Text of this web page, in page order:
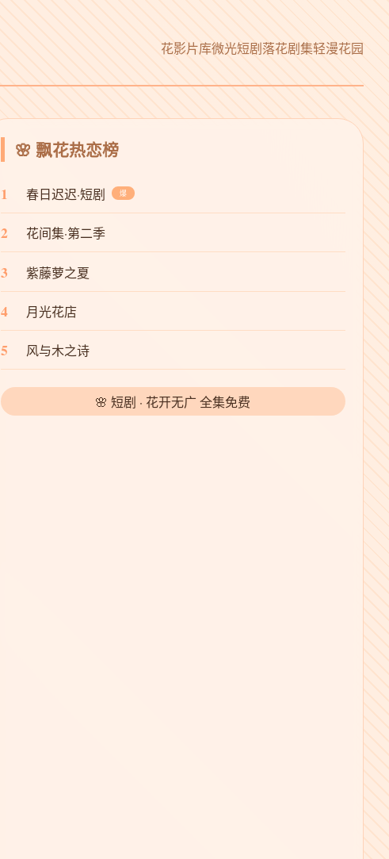
花影片库微光短剧落花剧集轻漫花园
🌸 飘花热恋榜
1 春日迟迟·短剧 爆
2 花间集·第二季
3 紫藤萝之夏
4 月光花店
5 风与木之诗
🌸 短剧 · 花开无广 全集免费